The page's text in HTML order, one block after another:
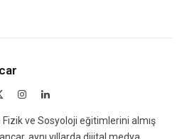
InstagramLinkedIn
ve Sosyoloji eğitimlerini almış
aynı yıllarda dijital medya